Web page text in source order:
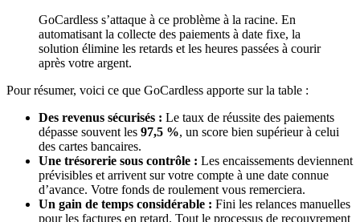
GoCardless s’attaque à ce problème à la racine. En
automatisant la collecte des paiements à date fixe, la
solution élimine les retards et les heures passées à courir
après votre argent.
Pour résumer, voici ce que GoCardless apporte sur la table :
Des revenus sécurisés : Le taux de réussite des paiements
dépasse souvent les 97,5 %, un score bien supérieur à celui
des cartes bancaires.
Une trésorerie sous contrôle : Les encaissements deviennent
prévisibles et arrivent sur votre compte à une date connue
d’avance. Votre fonds de roulement vous remerciera.
Un gain de temps considérable : Fini les relances manuelles
pour les factures en retard. Tout le processus de recouvrement